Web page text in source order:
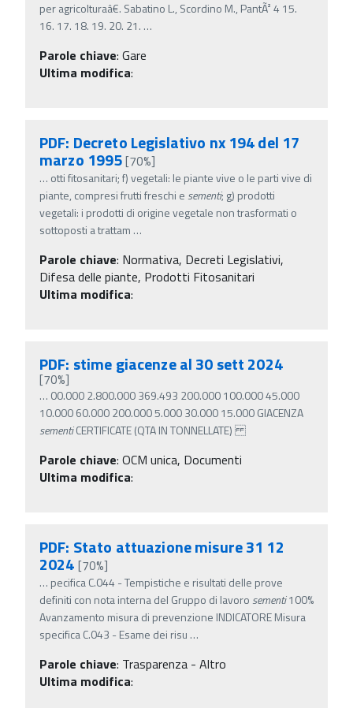
per agricolturaâ€. Sabatino L., Scordino M., PantÃ² 4 15.
16. 17. 18. 19. 20. 21. …
Parole chiave: Gare
Ultima modifica:
PDF: Decreto Legislativo nx 194 del 17
marzo 1995[70%]
… otti fitosanitari; f) vegetali: le piante vive o le parti vive di
piante, compresi frutti freschi e sementi; g) prodotti
vegetali: i prodotti di origine vegetale non trasformati o
sottoposti a trattam …
Parole chiave: Normativa, Decreti Legislativi,
Difesa delle piante, Prodotti Fitosanitari
Ultima modifica:
PDF: stime giacenze al 30 sett 2024
[70%]
… 00.000 2.800.000 369.493 200.000 100.000 45.000
10.000 60.000 200.000 5.000 30.000 15.000 GIACENZA
sementiCERTIFICATE (QTA IN TONNELLATE)
Parole chiave: OCM unica, Documenti
Ultima modifica:
PDF: Stato attuazione misure 31 12
2024 [70%]
… pecifica C.044 - Tempistiche e risultati delle prove
definiti con nota interna del Gruppo di lavoro sementi100%
Avanzamento misura di prevenzione INDICATORE Misura
specifica C.043 - Esame dei risu …
Parole chiave: Trasparenza - Altro
Ultima modifica: